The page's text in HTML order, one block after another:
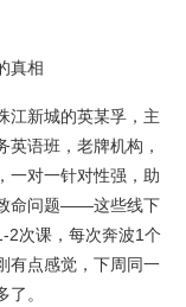
真相
江新城的英某孚，主
语班，老牌机构，
一对一针对性强，助
命问题——这些线下
2次课，每次奔波1个
有点感觉，下周同一
。